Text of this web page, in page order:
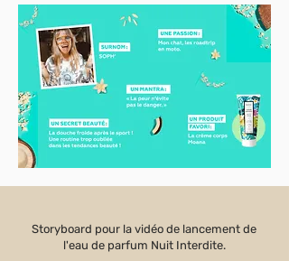
Storyboard pour la vidéo de lancement de
l'eau de parfum Nuit Interdite.